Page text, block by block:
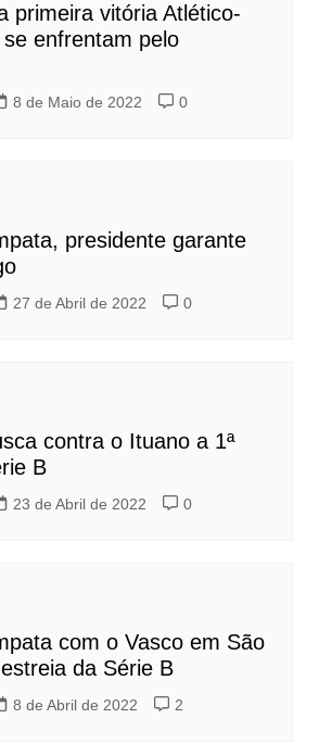
primeira vitória Atlético-
enfrentam pelo
8 de Maio de 2022 0
presidente garante
27 de Abril de 2022 0
contra o Ituano a 1ª
B
23 de Abril de 2022 0
com o Vasco em São
da Série B
8 de Abril de 2022 2